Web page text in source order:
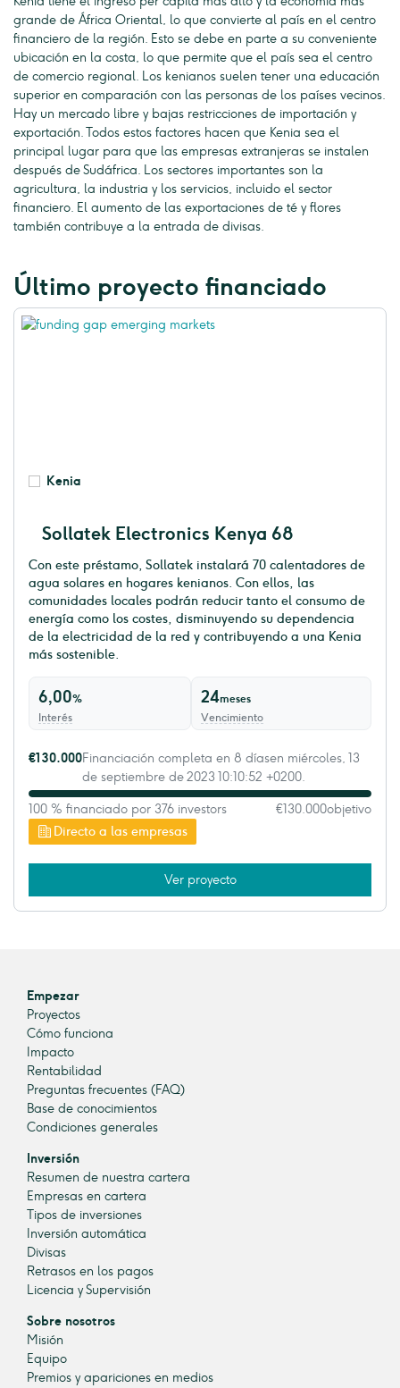
grande de África Oriental, lo que convierte al país en el centro
financiero de la región. Esto se debe en parte a su conveniente
ubicación en la costa, lo que permite que el país sea el centro
de comercio regional. Los kenianos suelen tener una educación
superior en comparación con las personas de los países vecinos.
Hay un mercado libre y bajas restricciones de importación y
exportación. Todos estos factores hacen que Kenia sea el
principal lugar para que las empresas extranjeras se instalen
después de Sudáfrica. Los sectores importantes son la
agricultura, la industria y los servicios, incluido el sector
financiero. El aumento de las exportaciones de té y flores
también contribuye a la entrada de divisas.
Último proyecto financiado
Kenia
Sollatek Electronics Kenya 68
Con este préstamo, Sollatek instalará 70 calentadores de
agua solares en hogares kenianos. Con ellos, las
comunidades locales podrán reducir tanto el consumo de
energía como los costes, disminuyendo su dependencia
de la electricidad de la red y contribuyendo a una Kenia
más sostenible.
6,00%
Interés
24meses
Vencimiento
Directo a las empresas
€130.000Financiación completa en 8 díasen miércoles, 13
de septiembre de 2023 10:10:52 +0200.
100 % financiado por 376 investors €130.000objetivo
Ver proyecto
Empezar
Proyectos
Cómo funciona
Impacto
Rentabilidad
Preguntas frecuentes (FAQ)
Base de conocimientos
Condiciones generales
Inversión
Resumen de nuestra cartera
Empresas en cartera
Tipos de inversiones
Inversión automática
Divisas
Retrasos en los pagos
Licencia y Supervisión
Sobre nosotros
Misión
Equipo
Premios y apariciones en medios